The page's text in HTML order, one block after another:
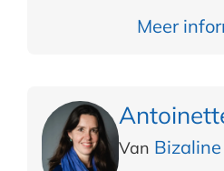
Meer
Van Bizaline